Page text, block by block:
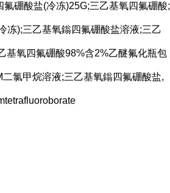
硼酸盐(冷冻)25G;三乙基氧四氟硼酸;
冻);三乙基氧鎓四氟硼酸盐溶液;三乙
基氧四氟硼酸98%含2%乙醚氟化瓶包
氯甲烷溶液;三乙基氧鎓四氟硼酸盐,